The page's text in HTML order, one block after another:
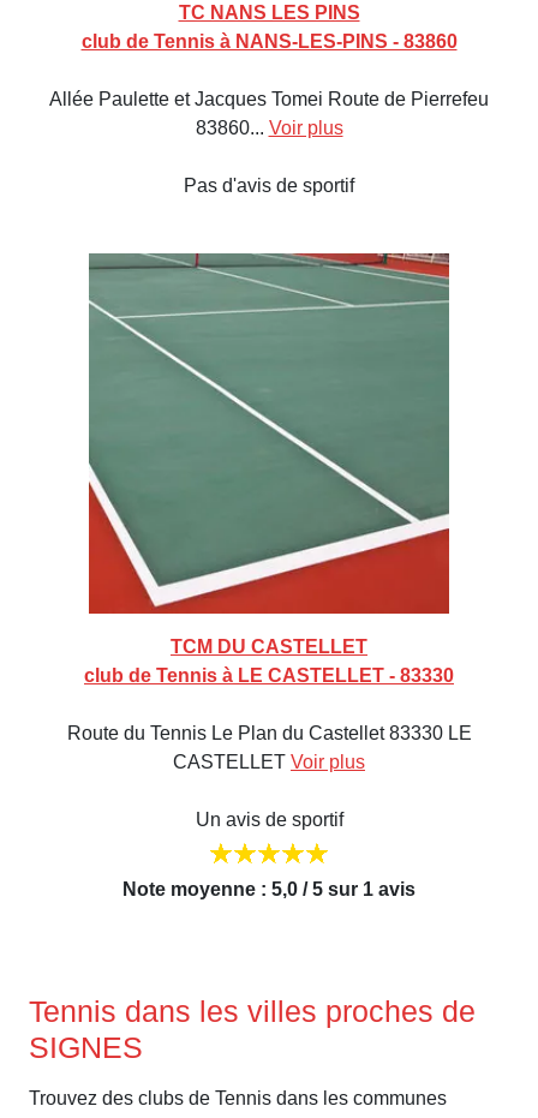
TC NANS LES PINS
club de Tennis à NANS-LES-PINS - 83860
Allée Paulette et Jacques Tomei Route de Pierrefeu
83860... Voir plus
Pas d'avis de sportif
TCM DU CASTELLET
club de Tennis à LE CASTELLET - 83330
Route du Tennis Le Plan du Castellet 83330 LE
CASTELLET Voir plus
Un avis de sportif
Note moyenne : 5,0 / 5 sur 1 avis
Tennis dans les villes proches de
SIGNES
Trouvez des clubs de Tennis dans les communes